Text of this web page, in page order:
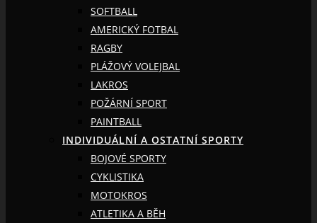
SOFTBALL
AMERICKÝ FOTBAL
RAGBY
PLÁŽOVÝ VOLEJBAL
LAKROS
POŽÁRNÍ SPORT
PAINTBALL
INDIVIDUÁLNÍ A OSTATNÍ SPORTY
BOJOVÉ SPORTY
CYKLISTIKA
MOTOKROS
ATLETIKA A BĚH